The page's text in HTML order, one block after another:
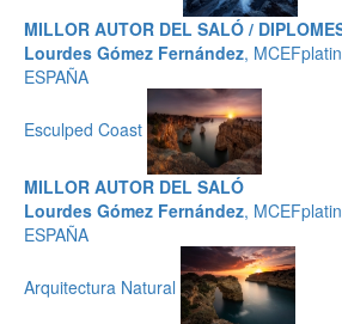
MILLOR AUTOR DEL SALÓ /
Lourdes Gómez Fernández,
ESPAÑA
Esculped Coast
MILLOR AUTOR DEL SALÓ
Lourdes Gómez Fernández,
ESPAÑA
Arquitectura Natural